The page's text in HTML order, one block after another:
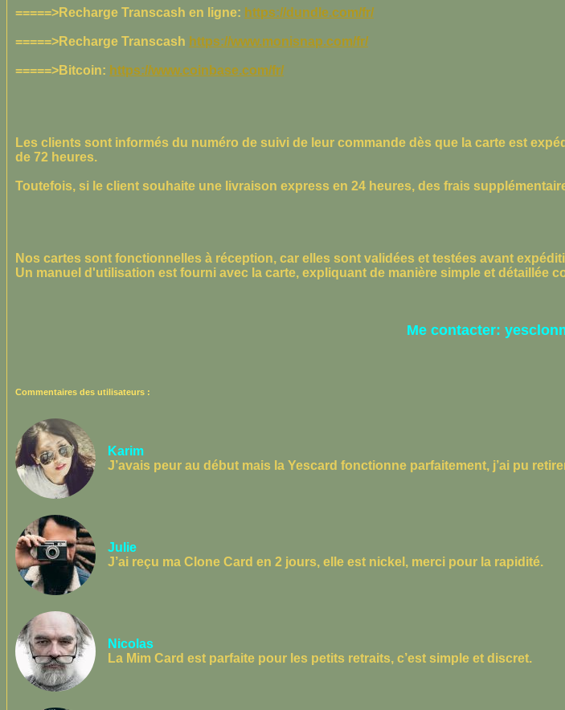
=====>Recharge Transcash en ligne: https://dundle.com/fr/
=====>Recharge Transcash https://www.monisnap.com/fr/
=====>Bitcoin: https://www.coinbase.com/fr/
Les clients sont informés du numéro de suivi de leur commande dès que la carte est
de 72 heures.
Toutefois, si le client souhaite une livraison express en 24 heures, des frais
Nos cartes sont fonctionnelles à réception, car elles sont validées et testées avant
Un manuel d'utilisation est fourni avec la carte, expliquant de manière simple et détaillée
Me contacter:
Commentaires des utilisateurs :
Karim
J’avais peur au début mais la Yescard fonctionne parfaitement, j’ai pu
Julie
J’ai reçu ma Clone Card en 2 jours, elle est nickel, merci pour la rapidité.
Nicolas
La Mim Card est parfaite pour les petits retraits, c’est simple et discret.